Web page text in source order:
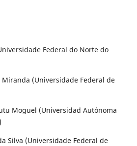
Federal do Norte do
(Universidade Federal de
Moguel (Universidad Autónoma
Silva (Universidade Federal de